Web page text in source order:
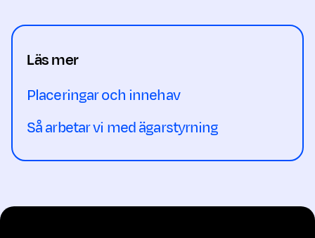
Läs mer
Placeringar och innehav
Så arbetar vi med ägarstyrning